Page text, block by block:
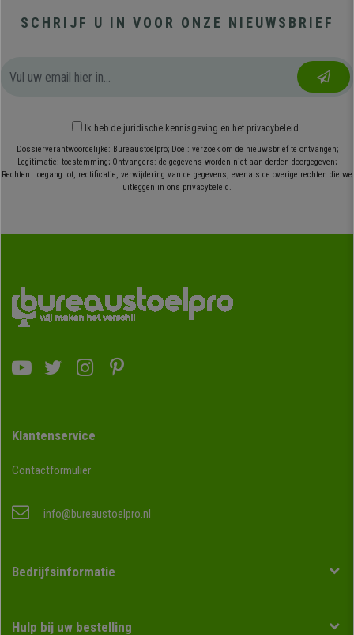
SCHRIJF U IN VOOR ONZE NIEUWSBRIEF
Ik heb de juridische kennisgeving en het privacybeleid
Dossierverantwoordelijke: Bureaustoelpro; Doel: verzoek om de nieuwsbrief te ontvangen;
Legitimatie: toestemming; Ontvangers: de gegevens worden niet aan derden doorgegeven;
Rechten: toegang tot, rectificatie, verwijdering van de gegevens, evenals de overige rechten die we
uitleggen in ons privacybeleid.
Klantenservice
Contactformulier
info@bureaustoelpro.nl
Bedrijfsinformatie
Hulp bij uw bestelling